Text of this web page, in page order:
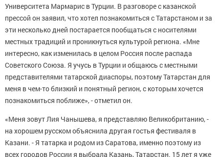
Университета Мармарис в Турции. В разговоре с казанской
прессой он заявил, что хотел познакомиться с Татарстаном и за
эти несколько дней постарается пообщаться с носителями
местных традиций и проникнуться культурой региона. «Мне
интересно, как изменилась в целом Россия после распада
Советского Союза. Я учусь в Турции и общаюсь с местными
представителями татарской диаспоры, поэтому Татарстан для
меня в чем-то близкий и понятный регион, с которым хочется
познакомиться поближе», - отметил он.
«Меня зовут Лия Чанышева, я представляю Великобританию, -
на хорошем русском объяснила другая гостья фестиваля в
Казани. - Я татарка и родом из Саратова, именно поэтому из
всех городов России я выбрала Казань, Татарстан. 15 лет я уже